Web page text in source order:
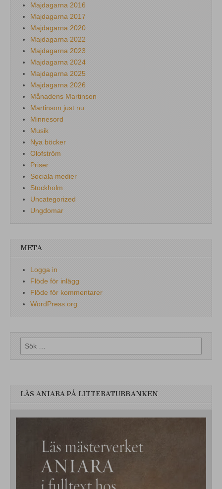
Majdagarna 2016
Majdagarna 2017
Majdagarna 2020
Majdagarna 2022
Majdagarna 2023
Majdagarna 2024
Majdagarna 2025
Majdagarna 2026
Månadens Martinson
Martinson just nu
Minnesord
Musik
Nya böcker
Olofström
Priser
Sociala medier
Stockholm
Uncategorized
Ungdomar
META
Logga in
Flöde för inlägg
Flöde för kommentarer
WordPress.org
Sök
efter:
LÄS ANIARA PÅ LITTERATURBANKEN